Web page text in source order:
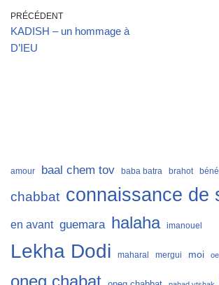
PRÉCÉDENT
KADISH – un hommage à
D’IEU
amour baal chem tov baba batra brahot
chabbat connaissance de
en avant guemara halaha imanouel
Lekha Dodi maharal mergui moi
oneg chabat